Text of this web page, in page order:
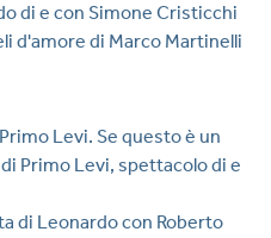
di e con Simone Cristicchi
d'amore di Marco Martinelli
Levi. Se questo è un
Primo Levi, spettacolo di e
di Leonardo con Roberto